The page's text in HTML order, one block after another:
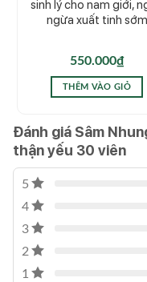
sinh lý cho nam giới,
ngừa xuất tinh sớm
550.000₫
THÊM VÀO GIỎ
Đánh giá Sâm
thận yếu 30 viên
5
4
3
2
1